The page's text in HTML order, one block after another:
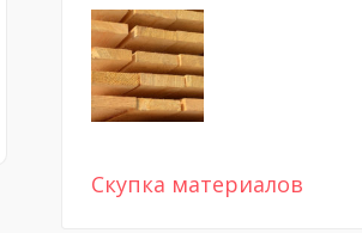
Скупка материалов